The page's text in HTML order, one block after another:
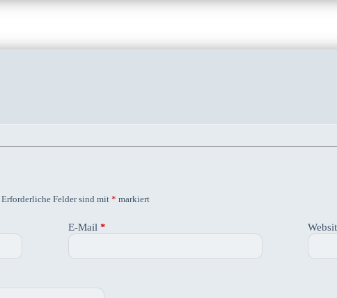
Erforderliche Felder sind mit * markiert
E-Mail*